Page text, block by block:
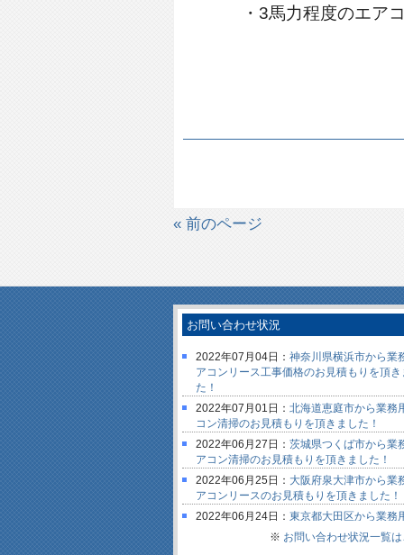
・3馬力程度のエア
« 前のページ
お問い合わせ状況
2022年07月04日： 神奈川県横浜市から業
アコンリース工事価格のお見積もりを頂き
た！
2022年07月01日： 北海道恵庭市から業務
コン清掃のお見積もりを頂きました！
2022年06月27日： 茨城県つくば市から業
アコン清掃のお見積もりを頂きました！
2022年06月25日： 大阪府泉大津市から業
アコンリースのお見積もりを頂きました！
2022年06月24日： 東京都大田区から業務
コンリース工事価格のお見積もりを頂きま
※ お問い合わせ状況一覧は